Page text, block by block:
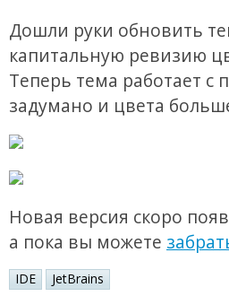
Дошли руки обновить
капитальную ревизию
Теперь тема работает с
задумано и цвета
Новая версия скоро
а пока вы можете
IDE JetBrains